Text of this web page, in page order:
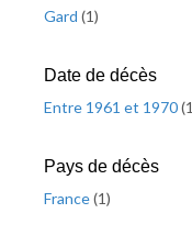
Gard (1)
Date de décès
Entre 1961 et 1970(1
Pays de décès
France(1)